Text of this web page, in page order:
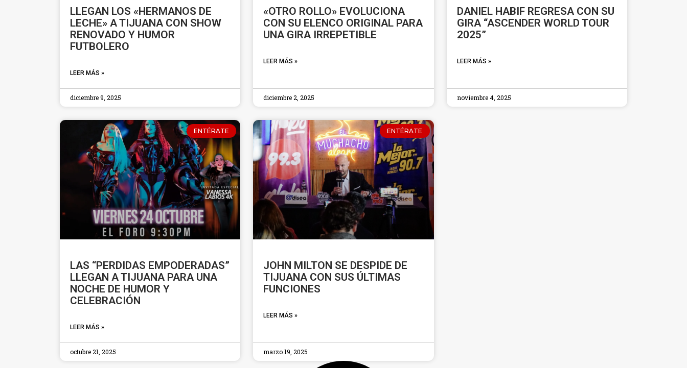
LLEGAN LOS «HERMANOS DE
LECHE» A TIJUANA CON SHOW
RENOVADO Y HUMOR
FUTBOLERO
LEER MÁS »
diciembre 9, 2025
«OTRO ROLLO» EVOLUCIONA
CON SU ELENCO ORIGINAL PARA
UNA GIRA IRREPETIBLE
LEER MÁS »
diciembre 2, 2025
DANIEL HABIF REGRESA CON SU
GIRA “ASCENDER WORLD TOUR
2025”
LEER MÁS »
noviembre 4, 2025
ENTÉRATE
LAS “PERDIDAS EMPODERADAS”
LLEGAN A TIJUANA PARA UNA
NOCHE DE HUMOR Y
CELEBRACIÓN
LEER MÁS »
octubre 21, 2025
ENTÉRATE
JOHN MILTON SE DESPIDE DE
TIJUANA CON SUS ÚLTIMAS
FUNCIONES
LEER MÁS »
marzo 19, 2025